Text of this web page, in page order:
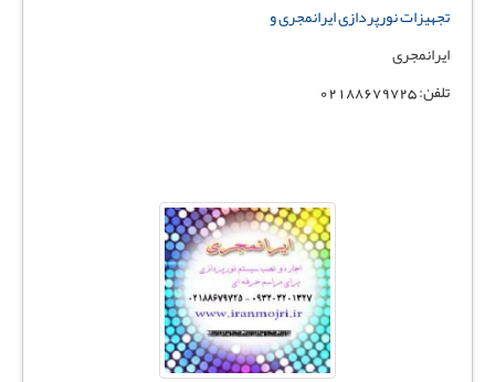
تجهیزات نورپردازی ایرانمجری و
ایرانمجری
تلفن: 02188679725